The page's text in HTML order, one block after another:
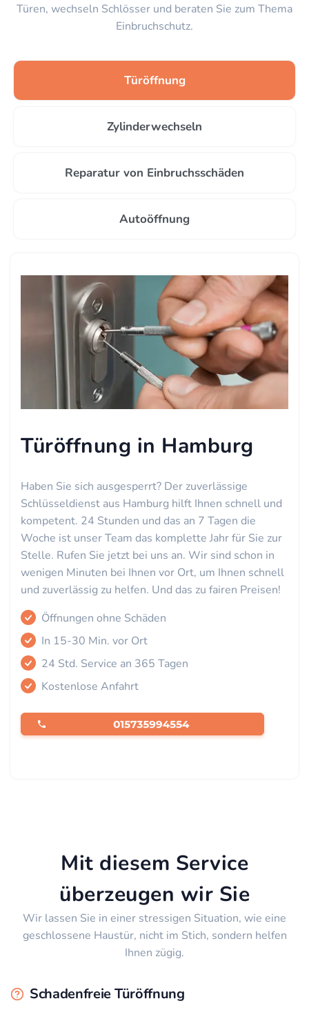
Türen, wechseln Schlösser und beraten Sie zum Thema
Einbruchschutz.
Türöffnung
Zylinderwechseln
Reparatur von Einbruchsschäden
Autoöffnung
Türöffnung in Hamburg
Haben Sie sich ausgesperrt? Der zuverlässige
Schlüsseldienst aus Hamburg hilft Ihnen schnell und
kompetent. 24 Stunden und das an 7 Tagen die
Woche ist unser Team das komplette Jahr für Sie zur
Stelle. Rufen Sie jetzt bei uns an. Wir sind schon in
wenigen Minuten bei Ihnen vor Ort, um Ihnen schnell
und zuverlässig zu helfen. Und das zu fairen Preisen!
Öffnungen ohne Schäden
In 15-30 Min. vor Ort
24 Std. Service an 365 Tagen
Kostenlose Anfahrt
Mit diesem Service
überzeugen wir Sie
Wir lassen Sie in einer stressigen Situation, wie eine
geschlossene Haustür, nicht im Stich, sondern helfen
Ihnen zügig.
Schadenfreie Türöffnung